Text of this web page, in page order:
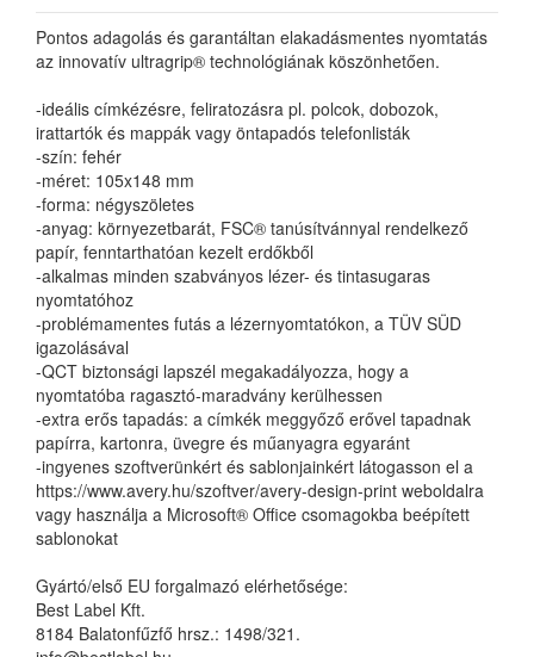
Pontos adagolás és garantáltan elakadásmentes nyomtatás
az innovatív ultragrip® technológiának köszönhetően.
-ideális címkézésre, feliratozásra pl. polcok, dobozok,
irattartók és mappák vagy öntapadós telefonlisták
-szín: fehér
-méret: 105x148 mm
-forma: négyszöletes
-anyag: környezetbarát, FSC® tanúsítvánnyal rendelkező
papír, fenntarthatóan kezelt erdőkből
-alkalmas minden szabványos lézer- és tintasugaras
nyomtatóhoz
-problémamentes futás a lézernyomtatókon, a TÜV SÜD
igazolásával
-QCT biztonsági lapszél megakadályozza, hogy a
nyomtatóba ragasztó-maradvány kerülhessen
-extra erős tapadás: a címkék meggyőző erővel tapadnak
papírra, kartonra, üvegre és műanyagra egyaránt
-ingyenes szoftverünkért és sablonjainkért látogasson el a
https://www.avery.hu/szoftver/avery-design-print weboldalra
vagy használja a Microsoft® Office csomagokba beépített
sablonokat
Gyártó/első EU forgalmazó elérhetősége:
Best Label Kft.
8184 Balatonfűzfő hrsz.: 1498/321.